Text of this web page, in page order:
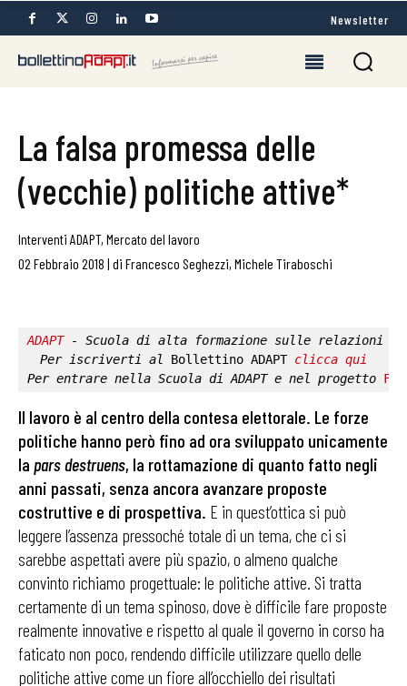
Newsletter
La falsa promessa delle
(vecchie) politiche attive*
Interventi ADAPT, Mercato del lavoro
02 Febbraio 2018 | di Francesco Seghezzi, Michele Tiraboschi
ADAPT - Scuola di alta formazione sulle relazioni
Per iscriverti al Bollettino ADAPT clicca qui
Per entrare nella Scuola di ADAPT e nel progetto
Il lavoro è al centro della contesa elettorale. Le forze
politiche hanno però fino ad ora sviluppato unicamente
la pars destruens, la rottamazione di quanto fatto negli
anni passati, senza ancora avanzare proposte
costruttive e di prospettiva. E in quest’ottica si può
leggere l’assenza pressoché totale di un tema, che ci si
sarebbe aspettati avere più spazio, o almeno qualche
convinto richiamo progettuale: le politiche attive. Si tratta
certamente di un tema spinoso, dove è difficile fare proposte
realmente innovative e rispetto al quale il governo in corso ha
faticato non poco, rendendo difficile utilizzare quello delle
politiche attive come un fiore all’occhiello dei risultati